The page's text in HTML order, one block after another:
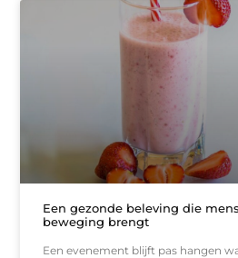
Een gezonde beleving die
beweging brengt
Een evenement blijft pas hangen